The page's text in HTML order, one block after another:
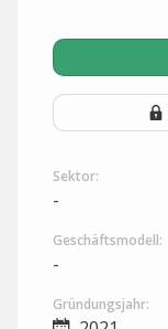
Sektor:
-
Geschäftsmodell:
-
Gründungsjahr: